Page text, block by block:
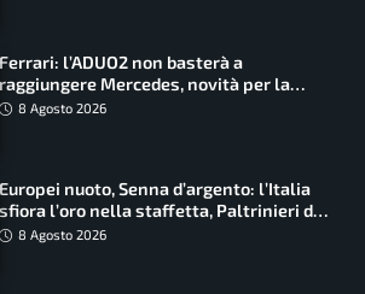
Ferrari: l’ADUO2 non basterà a
raggiungere Mercedes, novità per la
Macarena
8 Agosto 2026
Europei nuoto, Senna d’argento: l’Italia
sfiora l’oro nella staffetta, Paltrinieri da
urlo, il bilancio azzurro
8 Agosto 2026